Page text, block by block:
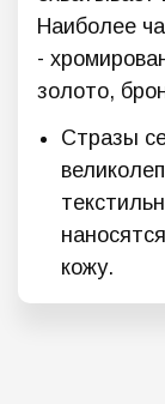
Наиболее
-
золото,
Стразы
кожу.